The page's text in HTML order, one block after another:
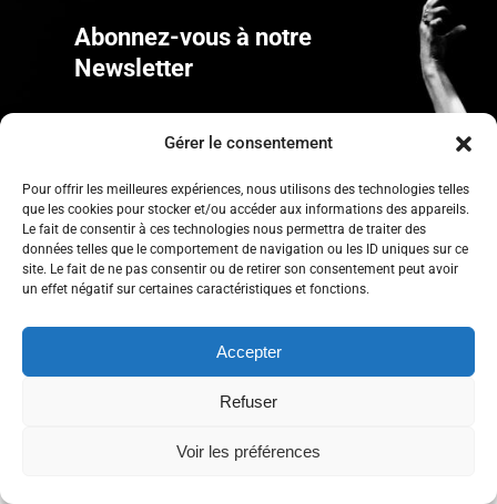
Gérer le consentement
Pour offrir les meilleures expériences, nous utilisons des technologies telles
que les cookies pour stocker et/ou accéder aux informations des appareils.
Le fait de consentir à ces technologies nous permettra de traiter des
données telles que le comportement de navigation ou les ID uniques sur ce
site. Le fait de ne pas consentir ou de retirer son consentement peut avoir
un effet négatif sur certaines caractéristiques et fonctions.
Accepter
Refuser
Voir les préférences
Abonnez-vous à notre
Newsletter
Recevez des cadeaux, infos inédites sur nos